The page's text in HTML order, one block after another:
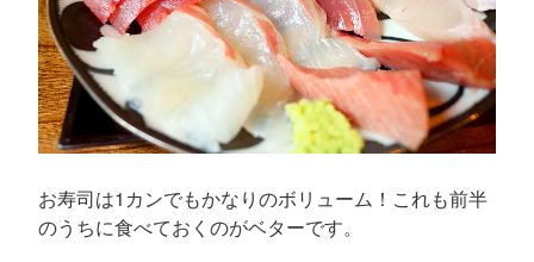
お寿司は1カンでもかなりのボリューム！これも前半
のうちに食べておくのがベターです。